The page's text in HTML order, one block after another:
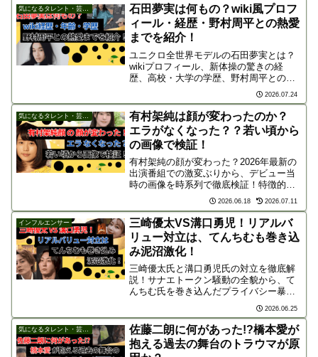
気になるタレント・芸能人
石田夢実は何もの？wiki風プロフ
ィール・経歴・野村周平との熱愛
までを紹介！
ユニクロ全世界モデルの石田夢実とは？
wikiプロフィール、新体操の驚きの経
歴、高校・大学の学歴、野村周平との熱
愛スクープや馴れ初めまで徹底解説！注
目の次世代モデル・俳優の魅力を紹介し
ます。
2026.07.24
有村架純は顔が変わったのか？
エラがなくなった？？若い頃から
の画像で検証！
有村架純の顔が変わった？2026年最新の
出演番組での激変ぶりから、デビュー当
時の画像を時系列で徹底検証！特徴的だ
ったエラの変化や、噂される整形疑惑
（ボトックスなど）、ダイエットの真相
に迫ります。
2026.06.18 2026.07.11
インフルエンサー
三崎優太VS溝口勇児！リアルバ
リュー対立は、てんちむも巻き込
み泥沼激化！
三崎優太氏と溝口勇児氏の対立を徹底解
説！サナエトークン騒動の全貌から、て
んちむ氏を巻き込んだプライバシー暴
露、内容証明送付による裁判への発展ま
で、実業家たちの泥沼の闘争と双方の主
張に迫ります。
2026.06.25
気になるタレント・芸能人
佐藤二朗に何があった!?橋本愛が
抱える過去の舞台のトラウマが原